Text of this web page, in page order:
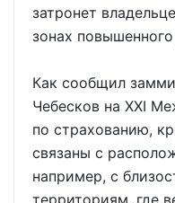
затронет
зонах
Как сообщил
Чебесков на XXI
по страхованию,
связаны с
например, с